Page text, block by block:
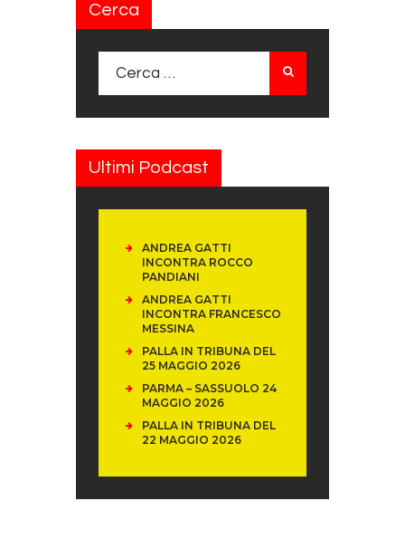
Cerca
Ultimi Podcast
ANDREA GATTI
INCONTRA ROCCO
PANDIANI
ANDREA GATTI
INCONTRA FRANCESCO
MESSINA
PALLA IN TRIBUNA DEL
25 MAGGIO 2026
PARMA – SASSUOLO 24
MAGGIO 2026
PALLA IN TRIBUNA DEL
22 MAGGIO 2026